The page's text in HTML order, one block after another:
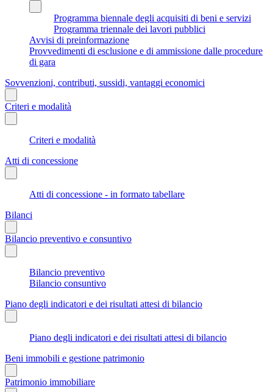
Programma biennale degli acquisiti di beni e servizi
Programma triennale dei lavori pubblici
Avvisi di preinformazione
Provvedimenti di esclusione e di ammissione dalle procedure
di gara
Sovvenzioni, contributi, sussidi, vantaggi economici
Criteri e modalità
Criteri e modalità
Atti di concessione
Atti di concessione - in formato tabellare
Bilanci
Bilancio preventivo e consuntivo
Bilancio preventivo
Bilancio consuntivo
Piano degli indicatori e dei risultati attesi di bilancio
Piano degli indicatori e dei risultati attesi di bilancio
Beni immobili e gestione patrimonio
Patrimonio immobiliare